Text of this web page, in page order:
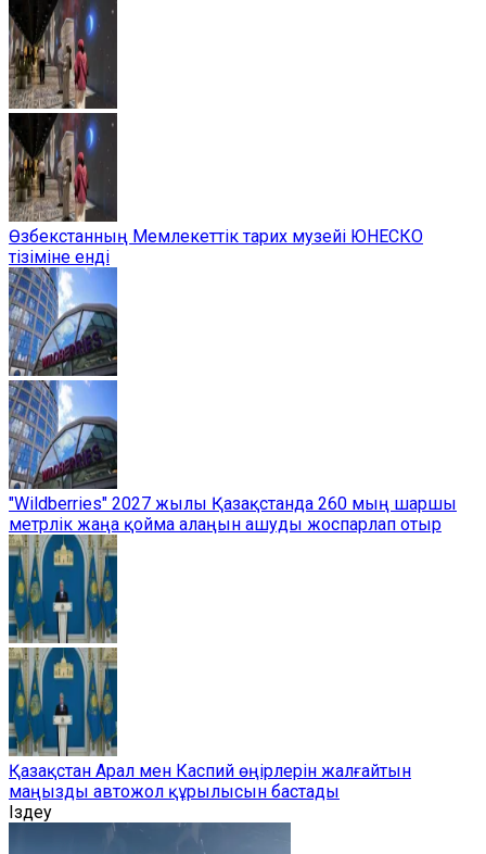
Өзбекстанның Мемлекеттік тарих музейі ЮНЕСКО
тізіміне енді
"Wildberries" 2027 жылы Қазақстанда 260 мың шаршы
метрлік жаңа қойма алаңын ашуды жоспарлап отыр
Қазақстан Арал мен Каспий өңірлерін жалғайтын
маңызды автожол құрылысын бастады
Іздеу